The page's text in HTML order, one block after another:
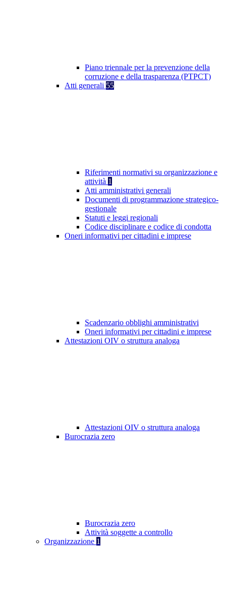
Piano triennale per la prevenzione della
corruzione e della trasparenza (PTPCT)
Atti generali 55
Riferimenti normativi su organizzazione e
attività 1
Atti amministrativi generali
Documenti di programmazione strategico-
gestionale
Statuti e leggi regionali
Codice disciplinare e codice di condotta
Oneri informativi per cittadini e imprese
Scadenzario obblighi amministrativi
Oneri informativi per cittadini e imprese
Attestazioni OIV o struttura analoga
Attestazioni OIV o struttura analoga
Burocrazia zero
Burocrazia zero
Attività soggette a controllo
Organizzazione 1